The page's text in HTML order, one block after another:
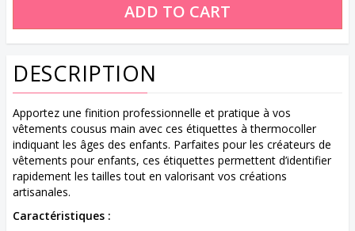
DESCRIPTION
Apportez une finition professionnelle et pratique à vos
vêtements cousus main avec ces étiquettes à thermocoller
indiquant les âges des enfants. Parfaites pour les créateurs de
vêtements pour enfants, ces étiquettes permettent d’identifier
rapidement les tailles tout en valorisant vos créations
artisanales.
Caractéristiques :